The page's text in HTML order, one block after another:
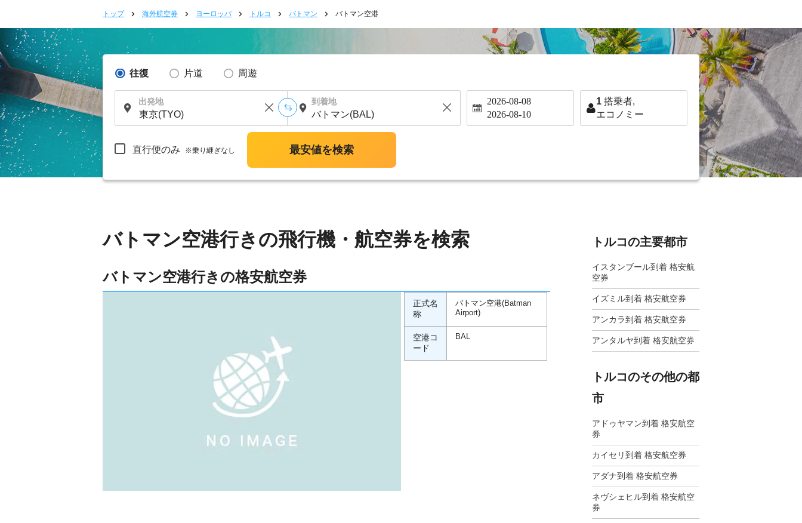
トップ 海外航空券 ヨーロッパ トルコ バトマン バトマン空港
往復 片道 周遊
出発地 到着地 2026-08-08
2026-08-10
1 搭乗者,
エコノミー
直行便のみ ※乗り継ぎなし 最安値を検索
バトマン空港行きの飛行機・航空券を検索
バトマン空港行きの格安航空券
正式名
称
バトマン空港(Batman
Airport)
空港コ
ード
BAL
トルコの主要都市
イスタンブール到着 格安航
空券
イズミル到着 格安航空券
アンカラ到着 格安航空券
アンタルヤ到着 格安航空券
トルコのその他の都
市
アドゥヤマン到着 格安航空
券
カイセリ到着 格安航空券
アダナ到着 格安航空券
ネヴシェヒル到着 格安航空
券